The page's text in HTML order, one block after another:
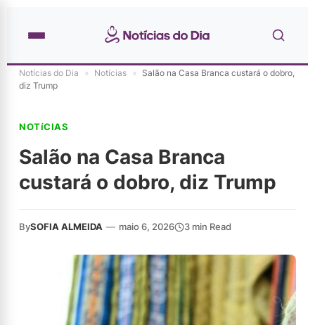
Notícias do Dia » Notícias » Salão na Casa Branca custará o dobro,
diz Trump
NOTíCIAS
Salão na Casa Branca
custará o dobro, diz Trump
BySOFIA ALMEIDA — maio 6, 2026 3 min Read